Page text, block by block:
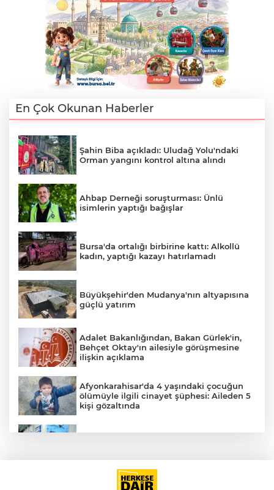
En Çok Okunan Haberler
Şahin Biba açıkladı: Uludağ Yolu'ndaki
Orman yangını kontrol altına alındı
Ahbap Derneği soruşturması: Ünlü
isimlerin yaptığı bağışlar
Bursa'da ortalığı birbirine kattı: Alkollü
kadın, yaptığı kazayı hatırlamadı
Büyükşehir'den Mudanya'nın altyapısına
güçlü yatırım
Adalet Bakanlığından, Bakan Gürlek'in,
Behçet Oktay'ın ailesiyle görüşmesine
ilişkin açıklama
Afyonkarahisar'da 4 yaşındaki çocuğun
ölümüyle ilgili cinayet şüphesi: Aileden 5
kişi gözaltında
Emlak vergisinde 2027 inşaat maliyetleri